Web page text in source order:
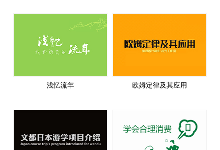
浅忆流年 欧姆定律及其应用